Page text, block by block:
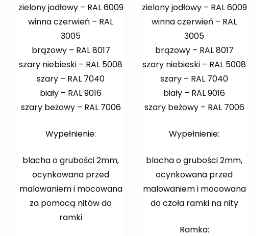
zielony jodłowy – RAL 6009
winna czerwień – RAL
3005
brązowy – RAL 8017
szary niebieski – RAL 5008
szary – RAL 7040
biały – RAL 9016
szary beżowy – RAL 7006
Wypełnienie:
blacha o grubości 2mm,
ocynkowana przed
malowaniem i mocowana
za pomocą nitów do
ramki
zielony jodłowy – RAL 6009
winna czerwień – RAL
3005
brązowy – RAL 8017
szary niebieski – RAL 5008
szary – RAL 7040
biały – RAL 9016
szary beżowy – RAL 7006
Wypełnienie:
blacha o grubości 2mm,
ocynkowana przed
malowaniem i mocowana
do czoła ramki na nity
Ramka: